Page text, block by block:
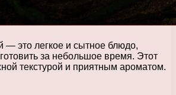
это легкое и сытное блюдо,
за небольшое время. Этот
текстурой и приятным ароматом.